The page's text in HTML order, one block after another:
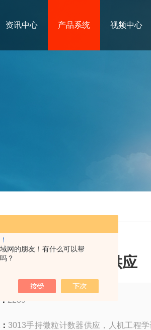
网的朋友！有什么可以帮
？
资讯中心 产品系统 视频中心
持微粒计数器供应
2289
3013手持微粒计数器供应，人机工程